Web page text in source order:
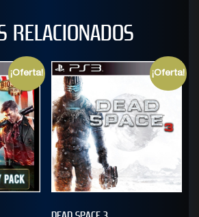
RELACIONADOS
¡Oferta! ¡Oferta!